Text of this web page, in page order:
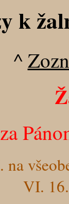
k
^
na
VI.